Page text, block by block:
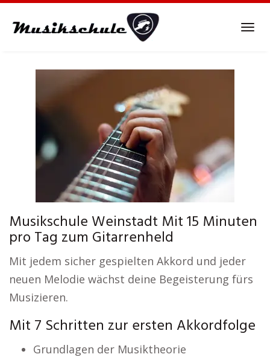
Musikschule Weinstadt Mit 15 Minuten
pro Tag zum Gitarrenheld
Mit jedem sicher gespielten Akkord und jeder
neuen Melodie wächst deine Begeisterung fürs
Musizieren.
Mit 7 Schritten zur ersten Akkordfolge
Grundlagen der Musiktheorie